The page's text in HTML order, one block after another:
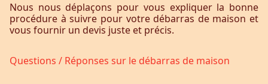
Nous nous déplaçons pour vous expliquer la bonne
procédure à suivre pour votre débarras de maison et
vous fournir un devis juste et précis.
Questions / Réponses sur le débarras de maison